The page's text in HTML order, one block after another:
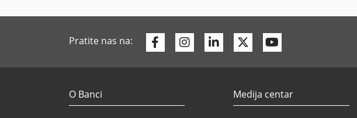
Pratite nas na: FacebookInstagram
LinkedinTwitter
O Banci Medija centar